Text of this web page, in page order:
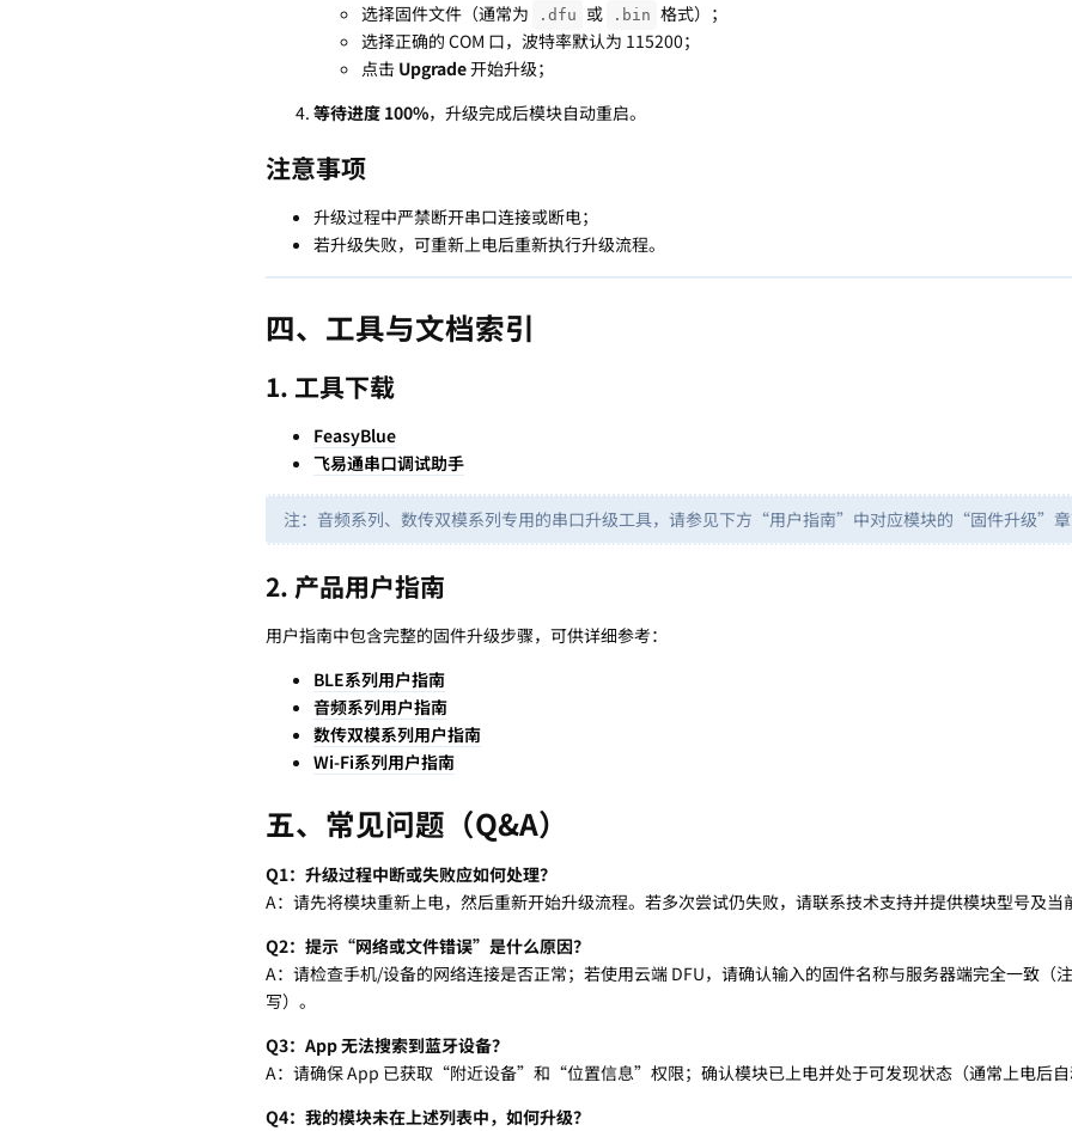
选择固件文件（通常为
.dfu 或 .bin 格式）；
选择正确的 COM 口，波特率默认为 115200；
点击 Upgrade开始升级；
等待进度 100%，升级完成后模块自动重启。
注意事项
升级过程中严禁断开串口连接或断电；
若升级失败，可重新上电后重新执行升级流程。
四、工具与文档索引
1. 工具下载
FeasyBlue
飞易通串口调试助手
注：音频系列、数传双模系列专用的串口升级工具，请参见下方“用户指南”中对应模块的“固件升级”
2. 产品用户指南
用户指南中包含完整的固件升级步骤，可供详细参考：
BLE系列用户指南
音频系列用户指南
数传双模系列用户指南
Wi-Fi系列用户指南
五、常见问题（Q&A）
Q1：升级过程中断或失败应如何处理？
A：请先将模块重新上电，然后重新开始升级流程。若多次尝试仍失败，请联系技术支持并提供模块型号及当
Q2：提示“网络或文件错误”是什么原因？
A：请检查手机/设备的网络连接是否正常；若使用云端 DFU，请确认输入的固件名称与服务器端完全一致（
写）。
Q3：App 无法搜索到蓝牙设备？
A：请确保 App 已获取“附近设备”和“位置信息”权限；确认模块已上电并处于可发现状态（通常上电后
Q4：我的模块未在上述列表中，如何升级？